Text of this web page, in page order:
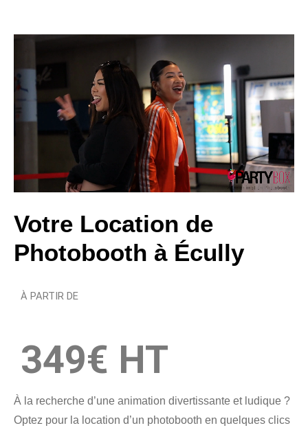
Votre Location de
Photobooth à Écully
À PARTIR DE
349€ HT​
À la recherche d’une animation divertissante et ludique ?
Optez pour la location d’un photobooth en quelques clics